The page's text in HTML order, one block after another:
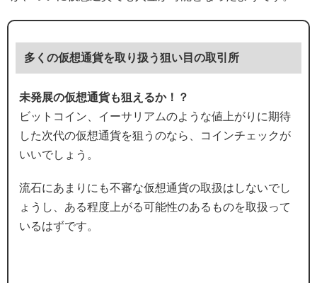
多くの仮想通貨を取り扱う狙い目の取引所
未発展の仮想通貨も狙えるか！？
ビットコイン、イーサリアムのような値上がりに期待
した次代の仮想通貨を狙うのなら、コインチェックが
いいでしょう。
流石にあまりにも不審な仮想通貨の取扱はしないでし
ょうし、ある程度上がる可能性のあるものを取扱って
いるはずです。